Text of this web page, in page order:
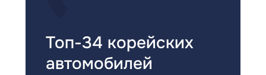
Топ-34 корейских
автомобилей